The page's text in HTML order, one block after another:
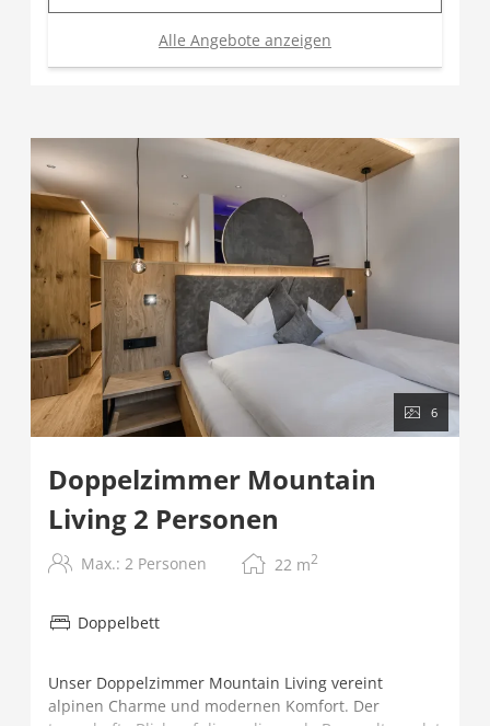
Alle Angebote anzeigen
6
Doppelzimmer Mountain
Living 2 Personen
Max.: 2 Personen 22 m2
Doppelbett
Unser Doppelzimmer Mountain Living vereint
alpinen Charme und modernen Komfort. Der